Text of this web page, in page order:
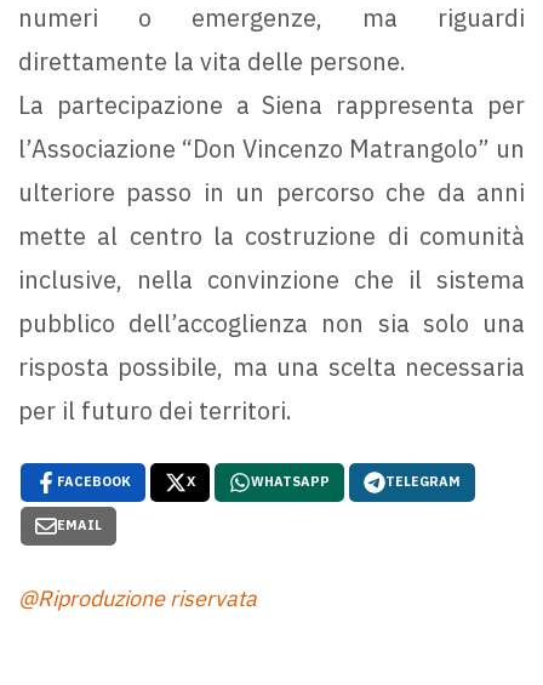
numeri o emergenze, ma riguardi
direttamente la vita delle persone.
La partecipazione a Siena rappresenta per
l’Associazione “Don Vincenzo Matrangolo” un
ulteriore passo in un percorso che da anni
mette al centro la costruzione di comunità
inclusive, nella convinzione che il sistema
pubblico dell’accoglienza non sia solo una
risposta possibile, ma una scelta necessaria
per il futuro dei territori.
FACEBOOK X WHATSAPP TELEGRAM
EMAIL
@Riproduzione riservata